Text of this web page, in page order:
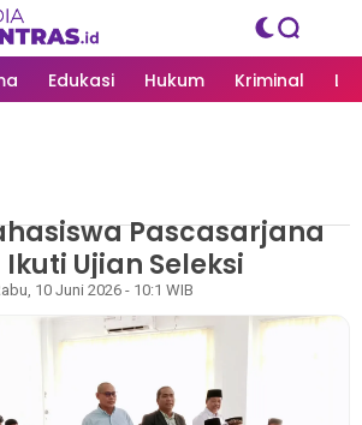
Edukasi Hukum Kriminal
LANGSA
Pascasarjana
Ujian Seleksi
10 Juni 2026 - 10:1 WIB